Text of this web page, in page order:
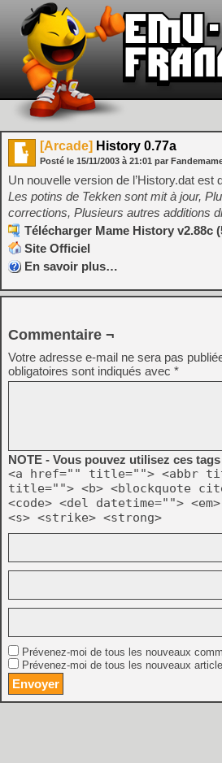
[Arcade] History 0.77a
Posté le 15/11/2003 à 21:01 par
Un nouvelle version de l’History.dat est
Les potins de Tekken sont mit à jour,
corrections, Plusieurs autres additions
Télécharger Mame History v2.88c
Site Officiel
En savoir plus…
Commentaire ¬
Votre adresse e-mail ne sera pas
obligatoires sont indiqués avec *
NOTE - Vous pouvez utilisez ces
<a href="" title=""> <abbr
title=""> <b> <blockquote
<code> <del datetime="">
<s> <strike> <strong>
Prévenez-moi de tous les nouveaux
Prévenez-moi de tous les nouveaux